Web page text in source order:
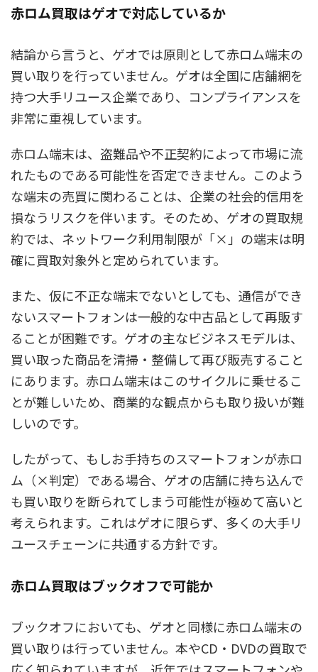
赤ロム買取はゲオで対応しているか
結論から言うと、ゲオでは原則として赤ロム端末の
買い取りを行っていません。ゲオは全国に店舗網を
持つ大手リユース企業であり、コンプライアンスを
非常に重視しています。
赤ロム端末は、盗難品や不正契約によって市場に流
れたものである可能性を否定できません。このよう
な端末の売買に関わることは、企業の社会的信用を
損なうリスクを伴います。そのため、ゲオの買取規
約では、ネットワーク利用制限が「×」の端末は明
確に買取対象外と定められています。
また、仮に不正な端末でないとしても、通信ができ
ないスマートフォンは一般的な中古品として再販す
ることが困難です。ゲオの主なビジネスモデルは、
買い取った商品を清掃・整備して再び販売すること
にあります。赤ロム端末はこのサイクルに乗せるこ
とが難しいため、商業的な観点からも取り扱いが難
しいのです。
したがって、もしお手持ちのスマートフォンが赤ロ
ム（×判定）である場合、ゲオの店舗に持ち込んで
も買い取りを断られてしまう可能性が極めて高いと
考えられます。これはゲオに限らず、多くの大手リ
ユースチェーンに共通する方針です。
赤ロム買取はブックオフで可能か
ブックオフにおいても、ゲオと同様に赤ロム端末の
買い取りは行っていません。本やCD・DVDの買取で